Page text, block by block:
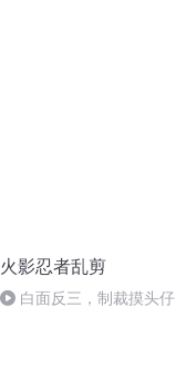
火影忍者乱剪
白面反三，制裁摸头仔